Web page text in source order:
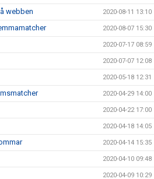
webben 2020-08-11 13:10
2020-08-07 15:30
2020-07-17 08:59
2020-07-07 12:08
2020-05-18 12:31
2020-04-29 14:00
2020-04-22 17:00
2020-04-18 14:05
2020-04-14 15:35
2020-04-10 09:48
2020-04-09 10:29